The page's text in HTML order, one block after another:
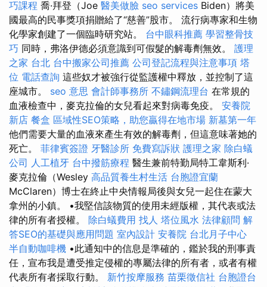
巧課程 喬·拜登（Joe 醫美做臉 seo services Biden）將美
國最高的民事獎項捐贈給了“慈善”股市。 流行病專家和生物
化學家創建了一個臨時研究站。 台中眼科推薦 學習整骨技
巧 同時，弗洛伊德必須意識到可假髮的解毒劑無效。 護理
之家 台北 台中搬家公司推薦 公司登記流程與注意事項 塔
位 電話查詢 這些奴才被強行從監護權中釋放，並控制了這
座城市。 seo 意思 會計師事務所 不鏽鋼流理台 在常規的
血液檢查中，麥克拉倫的女兒看起來對病毒免疫。 安養院
新店 餐盒 區域性SEO策略，助您贏得在地市場 新墓第一年
他們需要大量的血液來產生有效的解毒劑，但這意味著她的
死亡。 菲律賓簽證 牙醫診所 免費寫訴狀 護理之家 除白蟻
公司 人工植牙 台中撥筋療程 醫生兼前特勤局特工韋斯利·
麥克拉倫（Wesley 高品質養生村生活 台胞證宜蘭
McClaren）博士在終止中央情報局後與女兒一起住在蒙大
拿州的小鎮。 •我堅信該物質的使用未經版權，其代表或法
律的所有者授權。 除白蟻費用 找人 塔位風水 法律顧問 解
答SEO的基礎與應用問題 室內設計 安養院 台北月子中心
半自動咖啡機 •此通知中的信息是準確的，鑑於我的刑事責
任，宣布我是遭受推定侵權的專屬法律的所有者，或者有權
代表所有者採取行動。 新竹按摩服務 苗栗徵信社 台胞證台